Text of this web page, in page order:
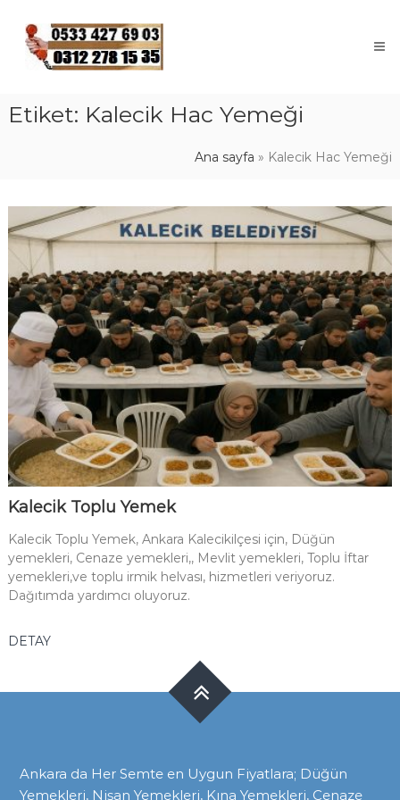
content
Etiket: Kalecik Hac Yemeği
Ana sayfa » Kalecik Hac Yemeği
Kalecik Toplu Yemek
Kalecik Toplu Yemek, Ankara Kalecikilçesi için, Düğün
yemekleri, Cenaze yemekleri,, Mevlit yemekleri, Toplu İftar
yemekleri,ve toplu irmik helvası, hizmetleri veriyoruz.
Dağıtımda yardımcı oluyoruz.
DETAY
Ankara da Her Semte en Uygun Fiyatlara; Düğün
Yemekleri, Nişan Yemekleri, Kına Yemekleri, Cenaze